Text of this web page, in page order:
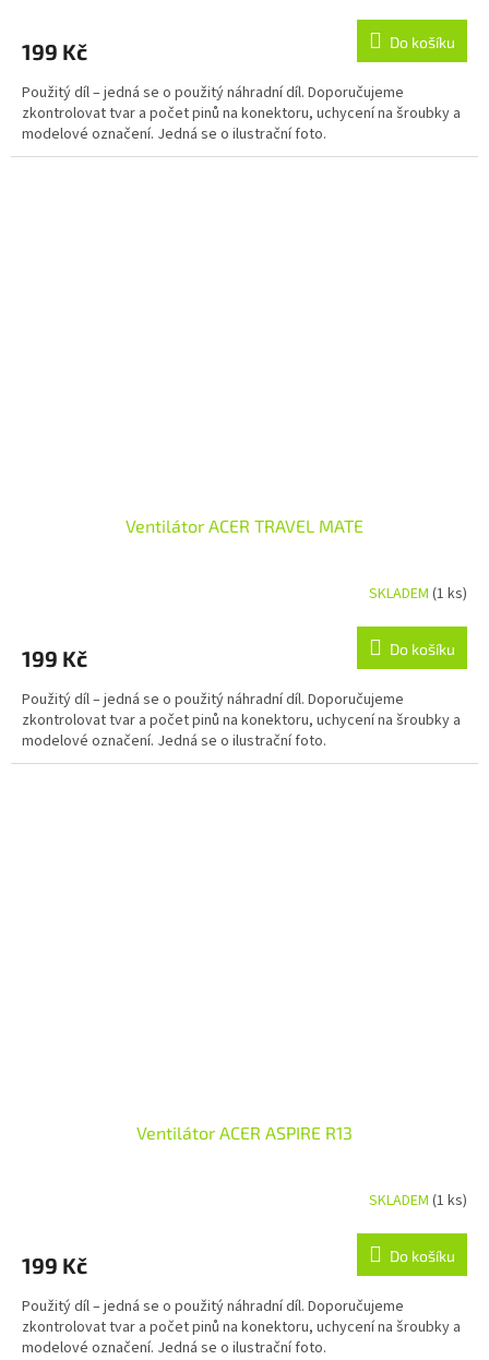
199 Kč Do košíku
Použitý díl – jedná se o použitý náhradní díl. Doporučujeme
zkontrolovat tvar a počet pinů na konektoru, uchycení na šroubky a
modelové označení. Jedná se o ilustrační foto.
Ventilátor ACER TRAVEL MATE
SKLADEM (1 ks)
199 Kč Do košíku
Použitý díl – jedná se o použitý náhradní díl. Doporučujeme
zkontrolovat tvar a počet pinů na konektoru, uchycení na šroubky a
modelové označení. Jedná se o ilustrační foto.
Ventilátor ACER ASPIRE R13
SKLADEM (1 ks)
199 Kč Do košíku
Použitý díl – jedná se o použitý náhradní díl. Doporučujeme
zkontrolovat tvar a počet pinů na konektoru, uchycení na šroubky a
modelové označení. Jedná se o ilustrační foto.